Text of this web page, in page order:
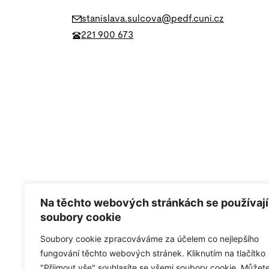
Na těchto webových stránkách se používají
soubory cookie
Soubory cookie zpracováváme za účelem co nejlepšího
fungování těchto webových stránek. Kliknutím na tlačítko
stanislava.sulcova@pedf.cuni.cz
221 900 673